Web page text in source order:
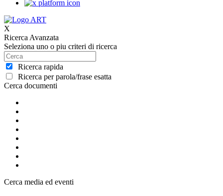
X
Ricerca Avanzata
Seleziona uno o piu criteri di ricerca
Ricerca rapida
Ricerca per parola/frase esatta
Cerca documenti
Cerca media ed eventi